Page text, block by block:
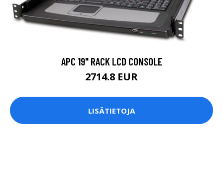
APC 19" RACK LCD CONSOLE
2714.8 EUR
LISÄTIETOJA